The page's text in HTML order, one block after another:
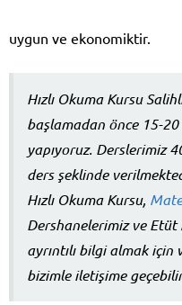
uygun ve ekonomiktir.
Hızlı Okuma Kursu
başlamadan önce 15-
yapıyoruz. Derslerimiz
ders şeklinde
Hızlı Okuma Kursu,
Dershanelerimiz ve Etüt
ayrıntılı bilgi almak
bizimle iletişime